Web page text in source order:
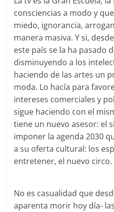
consciencias a modo y
miedo, ignorancia,
manera masiva. Y si,
este país se la ha pasado
disminuyendo a los
haciendo de las artes un
moda. Lo hacía para
intereses comerciales y
sigue haciendo con el
tiene un nuevo asesor: el
imponer la agenda 2030
a su oferta cultural: los
entretener, el nuevo circo.
No es casualidad que
aparenta morir hoy día- las